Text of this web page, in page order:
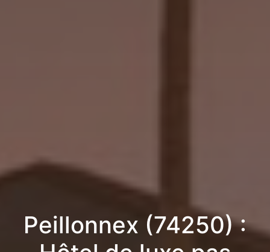
Peillonnex (74250) :